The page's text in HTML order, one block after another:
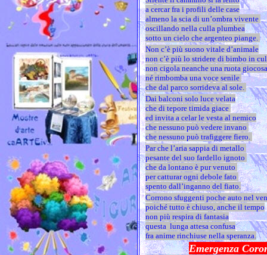
a cercar fra i profili delle case
almeno la scia di un’ombra vivente
oscillando nella culla plumbea
sotto un cielo che argenteo piange.
Non c’è più suono vitale d’animale
non c’è più lo stridere di bimbo in
non cigola neanche una ruota giocosa
né rimbomba una voce senile
che dal parco sorrideva al sole.
Dai balconi solo luce velata
che di tepore timida giace
ed invita a celar le vesta al nemico
che nessuno può vedere invano
che nessuno può trafiggere fiero.
Par che l’aria sappia di metallo
pesante del suo fardello ignoto
che da lontano è pur venuto
per catturar ogni debole fato
spento dall’inganno del fiato.
Corrono sfuggenti poche auto nel
poiché tutto è chiuso, anche il tempo
non più respira di fantasia
questa lunga attesa confusa
fra anime rinchiuse nella speranza.
Emergenza